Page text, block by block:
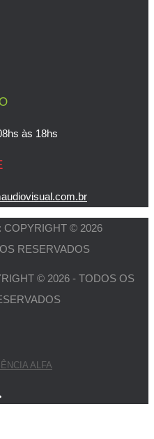
às 18hs
COPYRIGHT © 2026
RESERVADOS
© 2026 - TODOS OS
ALFA